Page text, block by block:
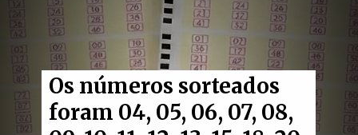
Os números sorteados
foram 04, 05, 06, 07, 08,